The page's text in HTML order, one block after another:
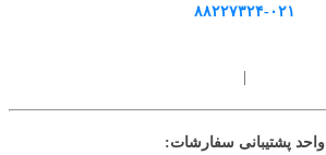
۸۸۲۲۷۳۲۴-۰۲۱
واحد پشتیبانی سفارشات: